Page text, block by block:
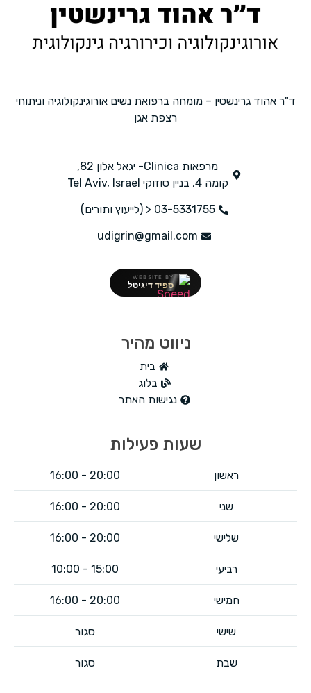
ד"ר אהוד גרינשטין – מומחה ברפואת נשים אורוגינקולוגיה וניתוחי
רצפת אגן
מרפאות Clinica- יגאל אלון 82,
קומה 4, בניין סוזוקי Tel Aviv, Israel
03-5331755 < (לייעוץ ותורים)
udigrin@gmail.com
WEBSITE BY
ספיד דיגיטל
ניווט מהיר
בית
בלוג
נגישות האתר
שעות פעילות
ראשון 20:00 - 16:00
שני 20:00 - 16:00​
שלישי 20:00 - 16:00
רביעי 15:00 - 10:00
חמישי 20:00 - 16:00​
שישי סגור
שבת סגור